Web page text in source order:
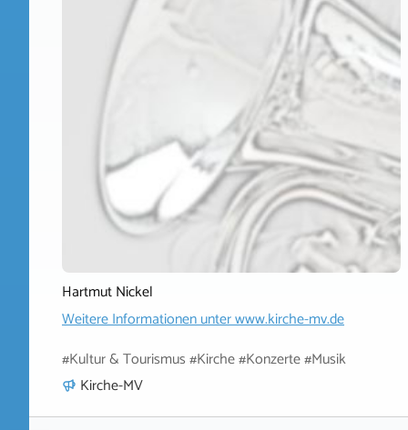
Hartmut Nickel
Weitere Informationen unterwww.kirche-mv.de
#Kultur & Tourismus #Kirche #Konzerte #Musik
Kirche-MV